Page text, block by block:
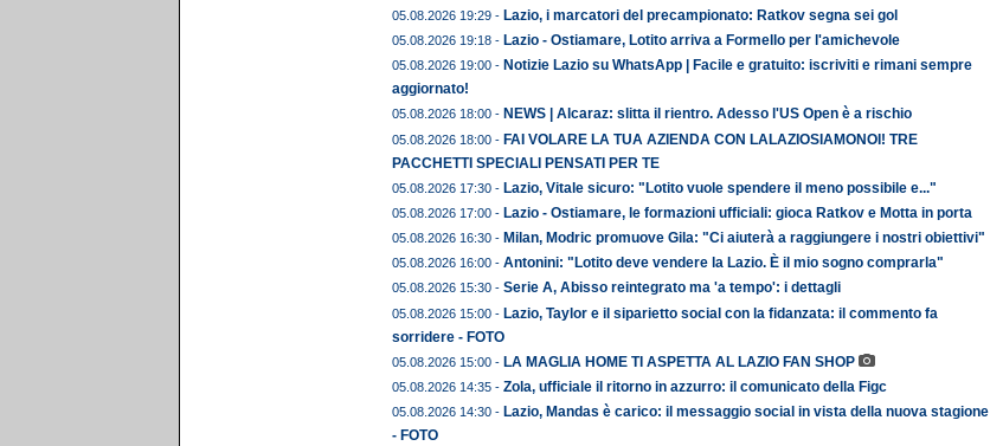
05.08.2026 19:29 - Lazio, i marcatori del precampionato: Ratkov segna sei gol
05.08.2026 19:18 - Lazio - Ostiamare, Lotito arriva a Formello per l'amichevole
05.08.2026 19:00 - Notizie Lazio su WhatsApp | Facile e gratuito: iscriviti e rimani sempre
aggiornato!
05.08.2026 18:00 - NEWS | Alcaraz: slitta il rientro. Adesso l'US Open è a rischio
05.08.2026 18:00 - FAI VOLARE LA TUA AZIENDA CON LALAZIOSIAMONOI! TRE
PACCHETTI SPECIALI PENSATI PER TE
05.08.2026 17:30 - Lazio, Vitale sicuro: "Lotito vuole spendere il meno possibile e..."
05.08.2026 17:00 - Lazio - Ostiamare, le formazioni ufficiali: gioca Ratkov e Motta in porta
05.08.2026 16:30 - Milan, Modric promuove Gila: "Ci aiuterà a raggiungere i nostri obiettivi"
05.08.2026 16:00 - Antonini: "Lotito deve vendere la Lazio. È il mio sogno comprarla"
05.08.2026 15:30 - Serie A, Abisso reintegrato ma 'a tempo': i dettagli
05.08.2026 15:00 - Lazio, Taylor e il siparietto social con la fidanzata: il commento fa
sorridere - FOTO
05.08.2026 15:00 - LA MAGLIA HOME TI ASPETTA AL LAZIO FAN SHOP
05.08.2026 14:35 - Zola, ufficiale il ritorno in azzurro: il comunicato della Figc
05.08.2026 14:30 - Lazio, Mandas è carico: il messaggio social in vista della nuova stagione
- FOTO